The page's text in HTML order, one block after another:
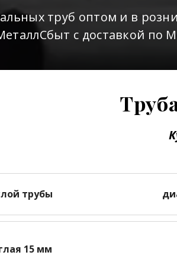
труб оптом и в
с доставкой по
трубы
15 мм